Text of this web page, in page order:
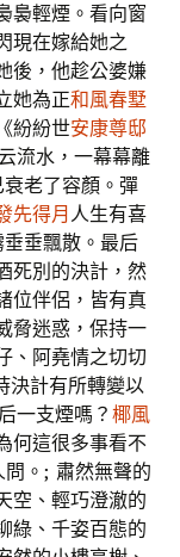
裊輕煙。看向窗
現在嫁給她之
後，他趁公婆嫌
她為正和風春墅
紛紛世安康尊邸
流水，一幕幕離
老了容顏。彈
先得月 人生有喜
垂飄散。最后
死別的決計，然
位伴侶，皆有真
脅迷惑，保持一
、阿堯情之切切
決計有所轉變以
一支煙嗎？ 椰風
何這很多事看不
問。; 肅然無聲的
空、輕巧澄澈的
綠、千姿百態的